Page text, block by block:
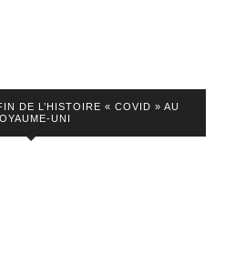
DE L’HISTOIRE « COVID » AU
UNI